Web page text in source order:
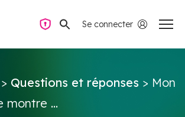
Se connecter
> Questions et réponses > Mon
montre ...